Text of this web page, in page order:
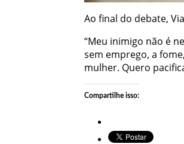
Ao final do debate,
“Meu inimigo não é
sem emprego, a
mulher. Quero
Compartilhe isso: